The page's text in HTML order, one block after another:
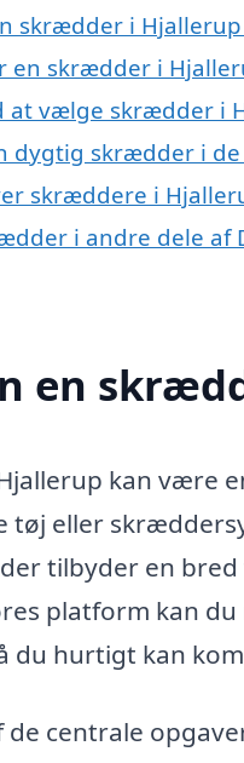
skrædder i
en skrædder i
at vælge skrædder i
dygtig skrædder i
skræddere i
i andre dele af
en
kan være
tøj eller
tilbyder en
platform kan
du hurtigt kan
de centrale